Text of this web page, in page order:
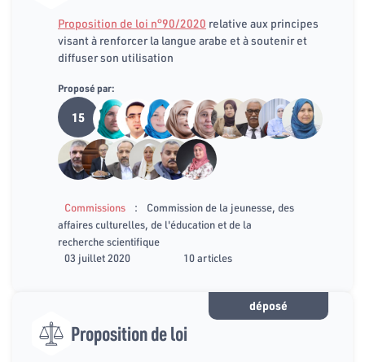
Proposition de loi n°90/2020 relative aux principes
visant à renforcer la langue arabe et à soutenir et
diffuser son utilisation
Proposé par:
15
Commissions :
Commission de la jeunesse, des
affaires culturelles, de l'éducation et de la
recherche scientifique
03 juillet 2020
10 articles
déposé
Proposition de loi